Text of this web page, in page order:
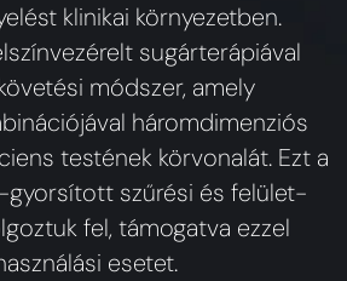
klinikai környezetben.
sugárterápiával
módszer, amely
háromdimenziós
testének körvonalát. Ezt a
szűrési és felület-
fel, támogatva ezzel
esetet.